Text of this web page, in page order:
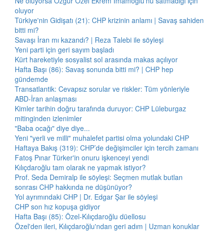
oluyor
Türkiye'nin Gidişatı (21): CHP krizinin anlamı | Savaş sahiden
bitti mi?
Savaşı İran mı kazandı? | Reza Talebi ile söyleşi
Yeni parti için geri sayım başladı
Kürt hareketiyle sosyalist sol arasında makas açılıyor
Hafta Başı (86): Savaş sonunda bitti mi? | CHP hep
gündemde
Transatlantik: Cevapsız sorular ve riskler: Tüm yönleriyle
ABD-İran anlaşması
Kimler tarihin doğru tarafında duruyor: CHP Lüleburgaz
mitinginden izlenimler
"Baba ocağı" diye diye...
Yeni "yerli ve milli" muhalefet partisi olma yolundaki CHP
Haftaya Bakış (319): CHP’de değişimciler için tercih zamanı
Fatoş Pınar Türker'in onuru işkenceyi yendi
Kılıçdaroğlu tam olarak ne yapmak istiyor?
Prof. Seda Demiralp ile söyleşi: Seçmen mutlak butlan
sonrası CHP hakkında ne düşünüyor?
Yol ayrımındaki CHP | Dr. Edgar Şar ile söyleşi
CHP son hız kopuşa gidiyor
Hafta Başı (85): Özel-Kılıçdaroğlu düellosu
Özel'den ileri, Kılıçdaroğlu'ndan geri adım | Uzman konuklar